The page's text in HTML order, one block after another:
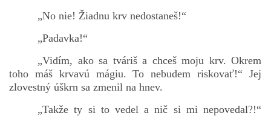
„No nie! Žiadnu krv nedostaneš!“
„Padavka!“
„Vidím, ako sa tváriš a chceš moju krv. Okrem
toho máš krvavú mágiu. To nebudem riskovať!“ Jej
zlovestný úškrn sa zmenil na hnev.
„Takže ty si to vedel a nič si mi nepovedal?!“